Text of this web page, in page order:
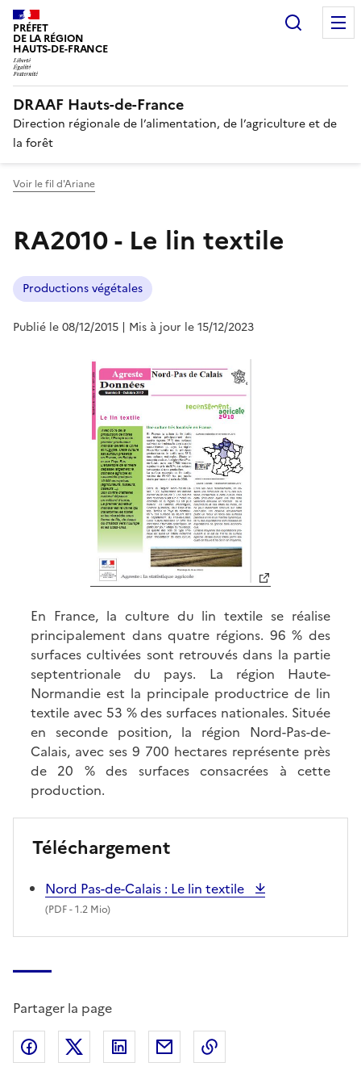
PRÉFET
DE LA RÉGION
HAUTS-DE-FRANCE
DRAAF Hauts-de-France
Direction régionale de l’alimentation, de l’agriculture et de
la forêt
Voir le fil d'Ariane
RA2010 - Le lin textile
Productions végétales
Publié le 08/12/2015 | Mis à jour le 15/12/2023
En France, la culture du lin textile se réalise
principalement dans quatre régions. 96 % des
surfaces cultivées sont retrouvés dans la partie
septentrionale du pays. La région Haute-
Normandie est la principale productrice de lin
textile avec 53 % des surfaces nationales. Située
en seconde position, la région Nord-Pas-de-
Calais, avec ses 9 700 hectares représente près
de 20 % des surfaces consacrées à cette
production.
Téléchargement
Nord Pas-de-Calais : Le lin textile
(PDF- 1.2 Mio)
Partager la page
Partager sur Facebook
Partager sur X (anciennement Twitter)
Partager sur LinkedIn
Partager par email